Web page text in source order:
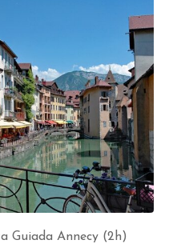
Guiada Annecy (2h)